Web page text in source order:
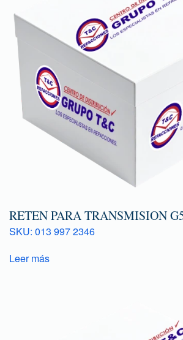
RETEN PARA TRANSMISION
SKU: 013 997 2346
Leer más